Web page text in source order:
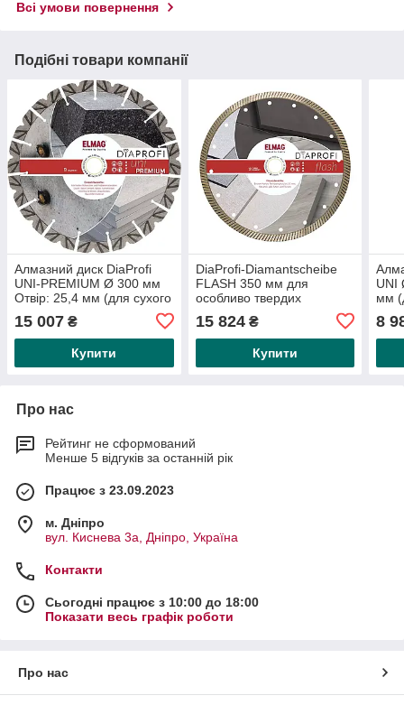
Всі умови повернення
Подібні товари компанії
Алмазний диск DiaProfi
UNI-PREMIUM Ø 300 мм
Отвір: 25,4 мм (для сухого
15 007 ₴
Купити
DiaProfi-Diamantscheibe
FLASH 350 мм для
особливо твердих
матеріалів, отвір: 30,0 мм
(для сухого та мокрого
15 824₴
Купити
UNI
мм
8
Про нас
Рейтинг не сформований
Менше 5 відгуків за останній рік
Працює з 23.09.2023
м. Дніпро
вул. Киснева 3а, Дніпро, Україна
Контакти
Сьогодні працює з 10:00 до 18:00
Показати весь графік роботи
Про нас